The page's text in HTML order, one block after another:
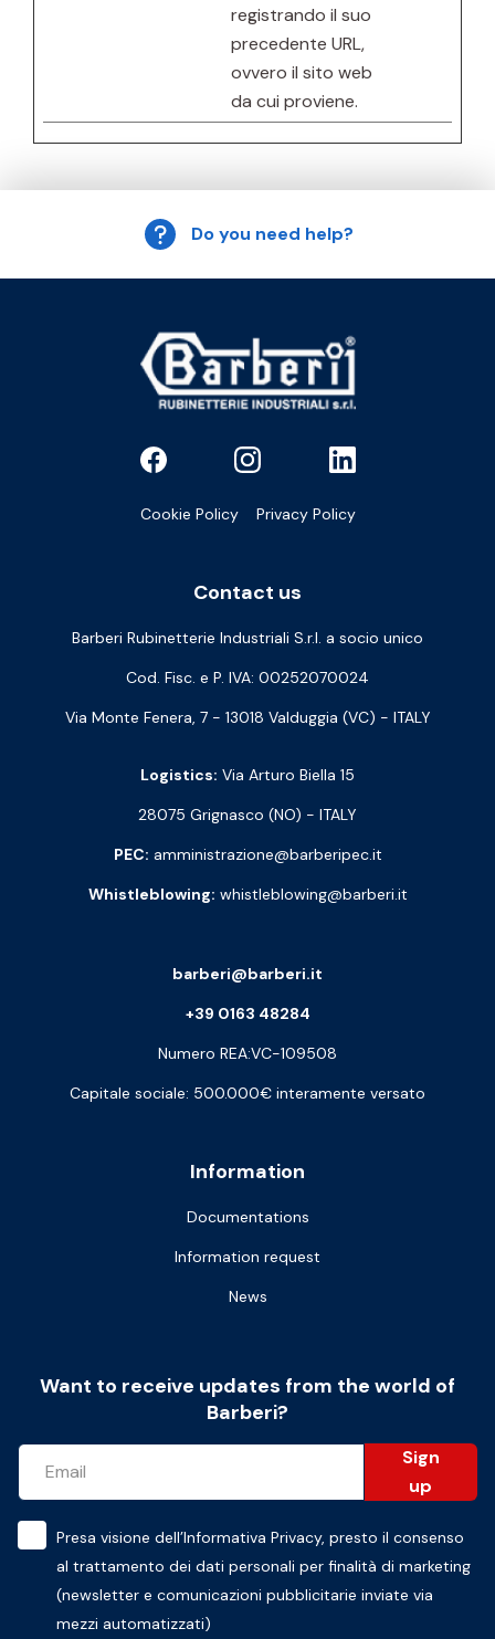
registrando il suo
precedente URL,
ovvero il sito web
da cui proviene.
Do you need help?
Cookie Policy Privacy Policy
Contact us
Barberi Rubinetterie Industriali S.r.l. a socio unico
Cod. Fisc. e P. IVA: 00252070024
Via Monte Fenera, 7 - 13018 Valduggia (VC) - ITALY
Logistics: Via Arturo Biella 15
28075 Grignasco (NO) - ITALY
PEC: amministrazione@barberipec.it
Whistleblowing: whistleblowing@barberi.it
Information
Documentations
Information request
News
barberi@barberi.it
+39 0163 48284
Numero REA:VC-109508
Capitale sociale: 500.000€ interamente versato
Want to receive updates from the world of
Barberi?
Sign
up
Presa visione dell’Informativa Privacy, presto il consenso
al trattamento dei dati personali per finalità di marketing
(newsletter e comunicazioni pubblicitarie inviate via
mezzi automatizzati)